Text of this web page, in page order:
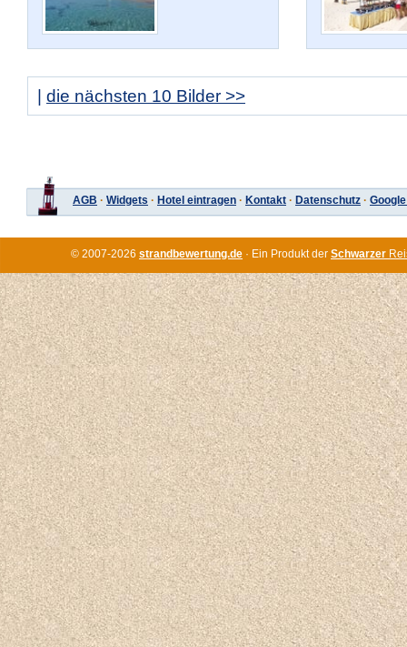
die nächsten 10 Bilder >>
AGB · Widgets · Hotel eintragen · Kontakt · Datenschutz ·
© 2007-2026 strandbewertung.de · Ein Produkt der Schwarzer